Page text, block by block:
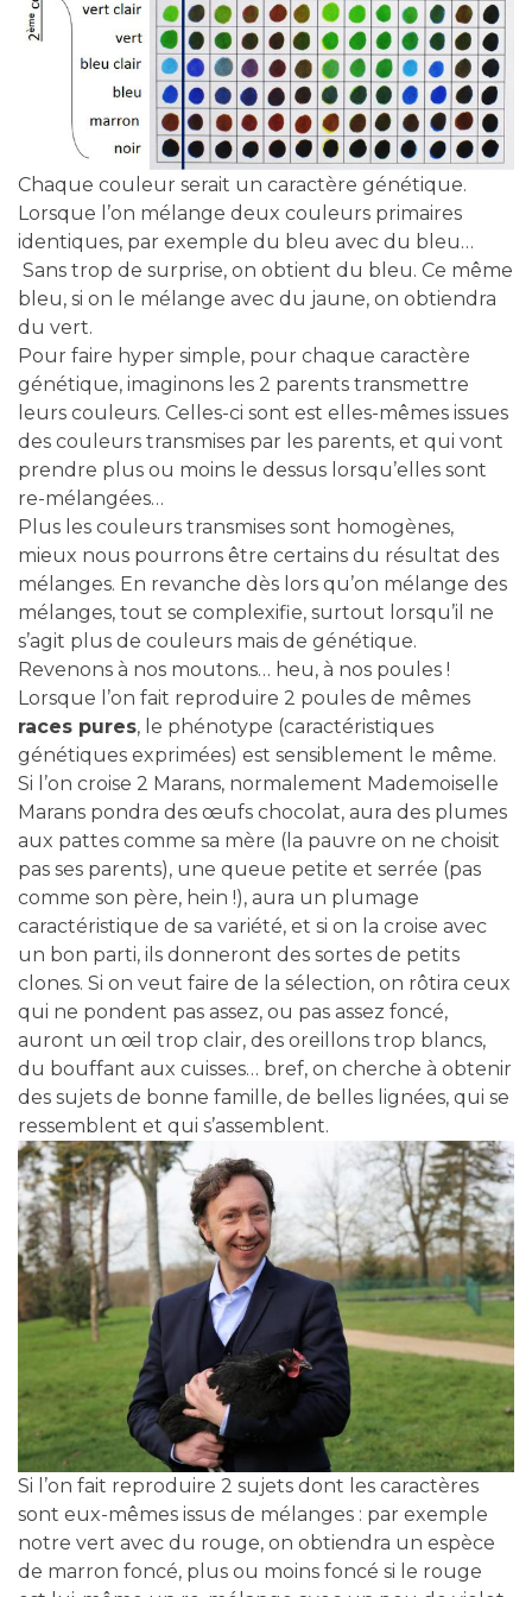
Chaque couleur serait un caractère génétique.
Lorsque l’on mélange deux couleurs primaires
identiques, par exemple du bleu avec du bleu…
Sans trop de surprise, on obtient du bleu. Ce même
bleu, si on le mélange avec du jaune, on obtiendra
du vert.
Pour faire hyper simple, pour chaque caractère
génétique, imaginons les 2 parents transmettre
leurs couleurs. Celles-ci sont est elles-mêmes issues
des couleurs transmises par les parents, et qui vont
prendre plus ou moins le dessus lorsqu’elles sont
re-mélangées…
Plus les couleurs transmises sont homogènes,
mieux nous pourrons être certains du résultat des
mélanges. En revanche dès lors qu’on mélange des
mélanges, tout se complexifie, surtout lorsqu’il ne
s’agit plus de couleurs mais de génétique.
Revenons à nos moutons… heu, à nos poules !
Lorsque l’on fait reproduire 2 poules de mêmes
races pures, le phénotype (caractéristiques
génétiques exprimées) est sensiblement le même.
Si l’on croise 2 Marans, normalement Mademoiselle
Marans pondra des œufs chocolat, aura des plumes
aux pattes comme sa mère (la pauvre on ne choisit
pas ses parents), une queue petite et serrée (pas
comme son père, hein !), aura un plumage
caractéristique de sa variété, et si on la croise avec
un bon parti, ils donneront des sortes de petits
clones. Si on veut faire de la sélection, on rôtira ceux
qui ne pondent pas assez, ou pas assez foncé,
auront un œil trop clair, des oreillons trop blancs,
du bouffant aux cuisses… bref, on cherche à obtenir
des sujets de bonne famille, de belles lignées, qui se
ressemblent et qui s’assemblent.
Si l’on fait reproduire 2 sujets dont les caractères
sont eux-mêmes issus de mélanges : par exemple
notre vert avec du rouge, on obtiendra un espèce
de marron foncé, plus ou moins foncé si le rouge